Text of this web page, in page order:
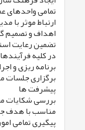
تمامی واحدهای
ارتباط موثر با
اهداف و تصمیم
در کلیه
برنامه ریزی و
برگزاری جلسات
پیشرفت ها
بررسی شکایات
مناسب با هدف
پیگیری تمامی